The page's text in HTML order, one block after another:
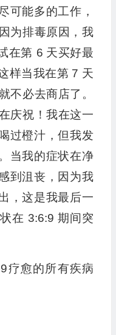
可能多的工作，
为排毒原因，我
在第 6 天买好最
样当我在第 7 天
不必去商店了。
庆祝！我在这一
过橙汁，但我发
当我的症状在净
到沮丧，因为我
，这是我最后一
在 3:6:9 期间突
疗愈的所有疾病